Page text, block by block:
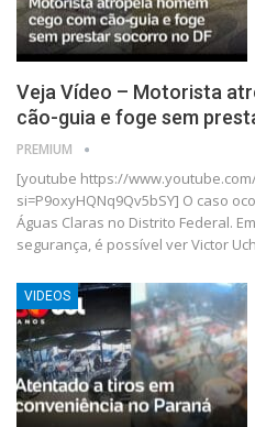
Veja Vídeo – Motorista
cão-guia e foge sem
PREMIUM
[youtube https://
si=P9oxyHQNq9Qv5bSY] O caso
Águas Claras no Distrito Federal.
segurança, é possível ver Victor
VIDEOS